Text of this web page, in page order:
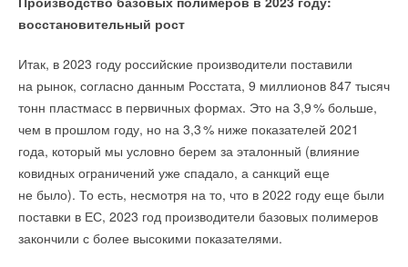
восстановительный рост
Итак, в 2023 году российские производители поставили
на рынок, согласно данным Росстата, 9 миллионов 847 тысяч
тонн пластмасс в первичных формах. Это на 3,9% больше,
чем в прошлом году, но на 3,3% ниже показателей 2021
года, который мы условно берем за эталонный (влияние
ковидных ограничений уже спадало, а санкций еще
не было). То есть, несмотря на то, что в 2022 году еще были
поставки в ЕС, 2023 год производители базовых полимеров
закончили с более высокими показателями.
→
Taconova переосмысливает работу насосов для тёплых
НОВОСТИ СОК 27 ИЮЛЯ 2026
Уведомления отключены
Комментарии
В этой теме еще нет комментариев